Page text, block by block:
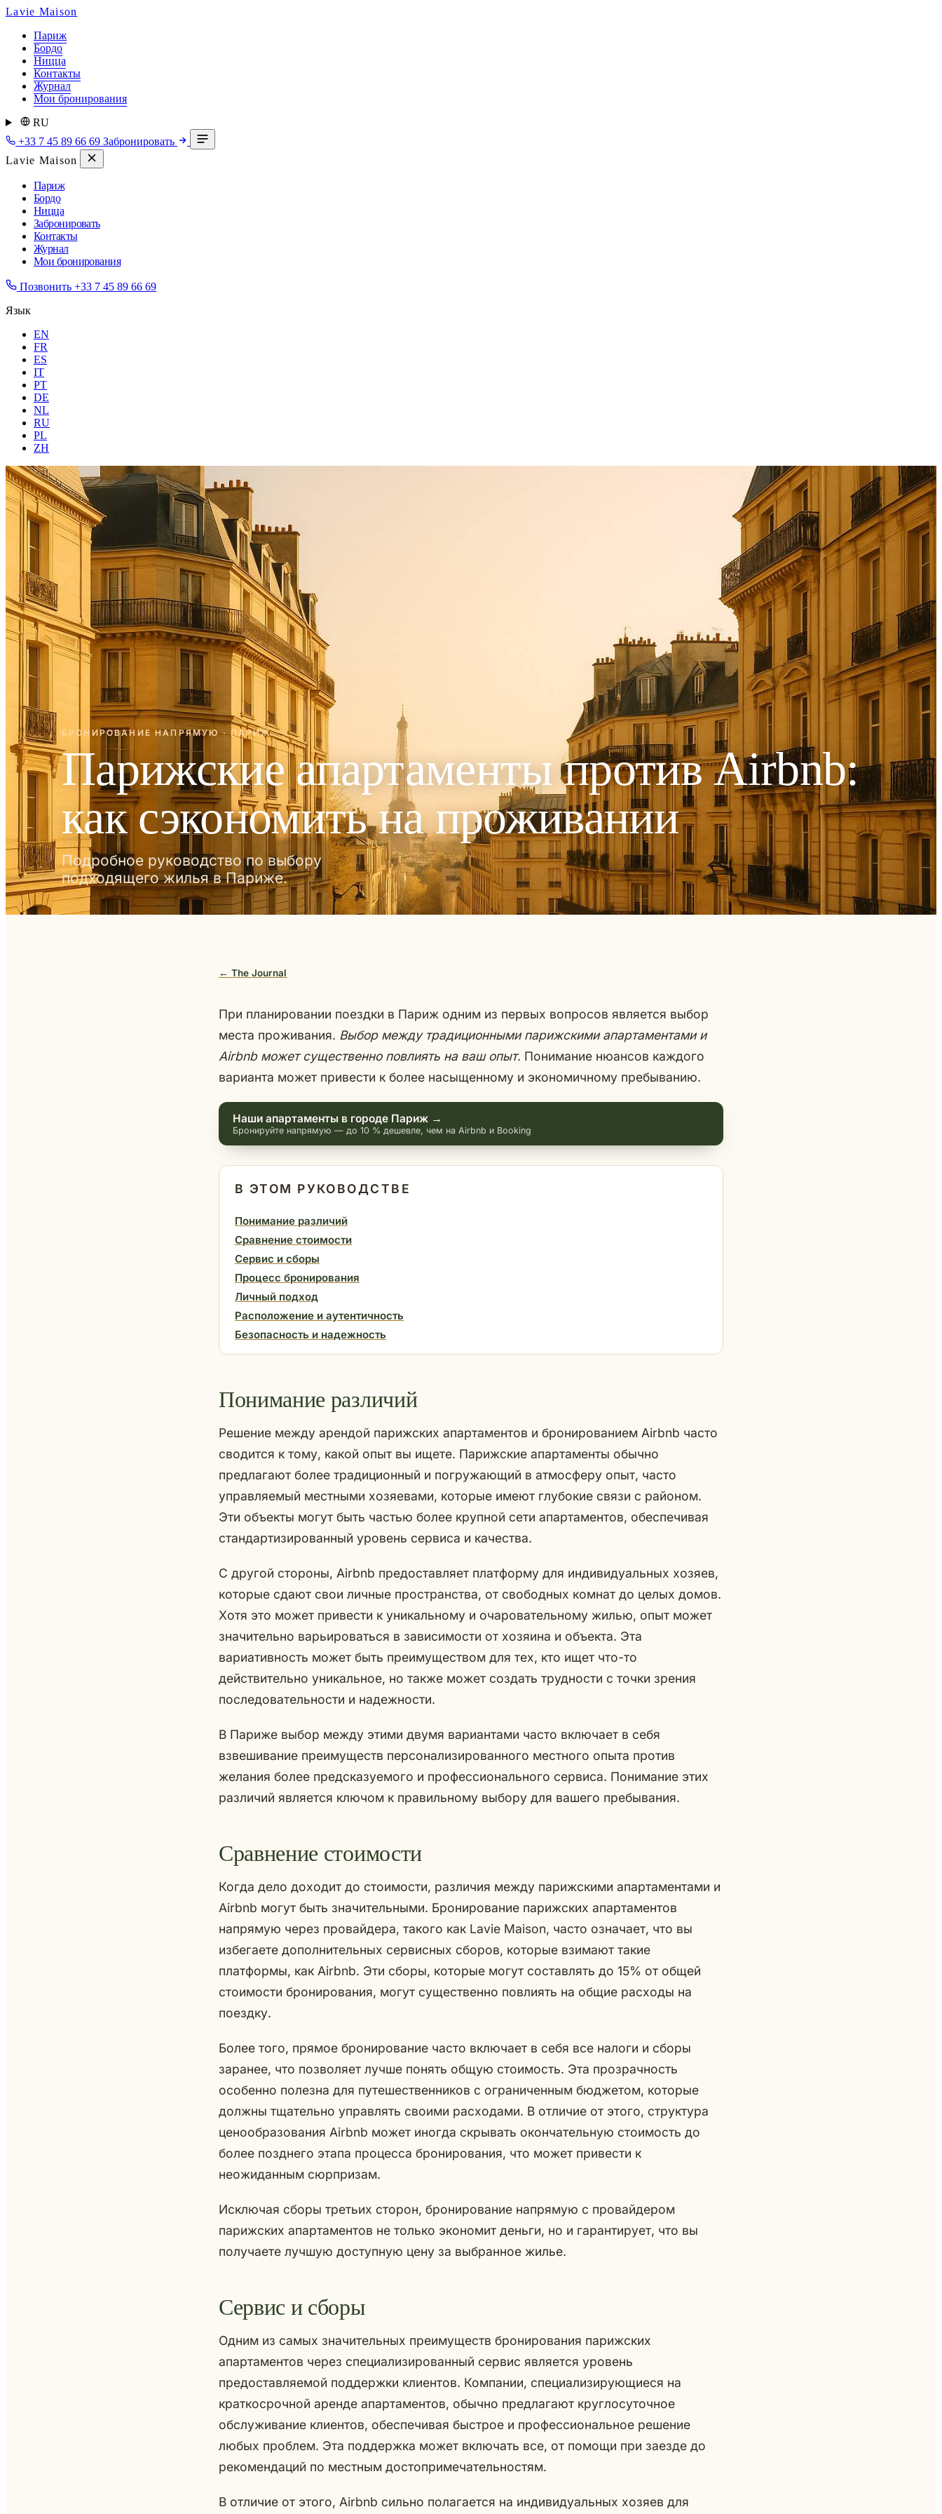
Lavie Maison
Париж
Бордо
Ницца
Контакты
Журнал
Мои бронирования
RU
+33 7 45 89 66 69 Забронировать
Lavie Maison
Париж
Бордо
Ницца
Забронировать
Контакты
Журнал
Мои бронирования
Позвонить +33 7 45 89 66 69
Язык
EN
FR
ES
IT
PT
DE
NL
RU
PL
ZH
БРОНИРОВАНИЕ НАПРЯМУЮ · ПАРИЖ
Парижские апартаменты против Airbnb:
как сэкономить на проживании
Подробное руководство по выбору
подходящего жилья в Париже.
← The Journal
При планировании поездки в Париж одним из первых вопросов является выбор
места проживания. Выбор между традиционными парижскими апартаментами и
Airbnb может существенно повлиять на ваш опыт. Понимание нюансов каждого
варианта может привести к более насыщенному и экономичному пребыванию.
Наши апартаменты в городе Париж →
Бронируйте напрямую — до 10 % дешевле, чем на Airbnb и Booking
В ЭТОМ РУКОВОДСТВЕ
Понимание различий
Сравнение стоимости
Сервис и сборы
Процесс бронирования
Личный подход
Расположение и аутентичность
Безопасность и надежность
Понимание различий
Решение между арендой парижских апартаментов и бронированием Airbnb часто
сводится к тому, какой опыт вы ищете. Парижские апартаменты обычно
предлагают более традиционный и погружающий в атмосферу опыт, часто
управляемый местными хозяевами, которые имеют глубокие связи с районом.
Эти объекты могут быть частью более крупной сети апартаментов, обеспечивая
стандартизированный уровень сервиса и качества.
С другой стороны, Airbnb предоставляет платформу для индивидуальных хозяев,
которые сдают свои личные пространства, от свободных комнат до целых домов.
Хотя это может привести к уникальному и очаровательному жилью, опыт может
значительно варьироваться в зависимости от хозяина и объекта. Эта
вариативность может быть преимуществом для тех, кто ищет что-то
действительно уникальное, но также может создать трудности с точки зрения
последовательности и надежности.
В Париже выбор между этими двумя вариантами часто включает в себя
взвешивание преимуществ персонализированного местного опыта против
желания более предсказуемого и профессионального сервиса. Понимание этих
различий является ключом к правильному выбору для вашего пребывания.
Сравнение стоимости
Когда дело доходит до стоимости, различия между парижскими апартаментами и
Airbnb могут быть значительными. Бронирование парижских апартаментов
напрямую через провайдера, такого как Lavie Maison, часто означает, что вы
избегаете дополнительных сервисных сборов, которые взимают такие
платформы, как Airbnb. Эти сборы, которые могут составлять до 15% от общей
стоимости бронирования, могут существенно повлиять на общие расходы на
поездку.
Более того, прямое бронирование часто включает в себя все налоги и сборы
заранее, что позволяет лучше понять общую стоимость. Эта прозрачность
особенно полезна для путешественников с ограниченным бюджетом, которые
должны тщательно управлять своими расходами. В отличие от этого, структура
ценообразования Airbnb может иногда скрывать окончательную стоимость до
более позднего этапа процесса бронирования, что может привести к
неожиданным сюрпризам.
Исключая сборы третьих сторон, бронирование напрямую с провайдером
парижских апартаментов не только экономит деньги, но и гарантирует, что вы
получаете лучшую доступную цену за выбранное жилье.
Сервис и сборы
Одним из самых значительных преимуществ бронирования парижских
апартаментов через специализированный сервис является уровень
предоставляемой поддержки клиентов. Компании, специализирующиеся на
краткосрочной аренде апартаментов, обычно предлагают круглосуточное
обслуживание клиентов, обеспечивая быстрое и профессиональное решение
любых проблем. Эта поддержка может включать все, от помощи при заезде до
рекомендаций по местным достопримечательностям.
В отличие от этого, Airbnb сильно полагается на индивидуальных хозяев для